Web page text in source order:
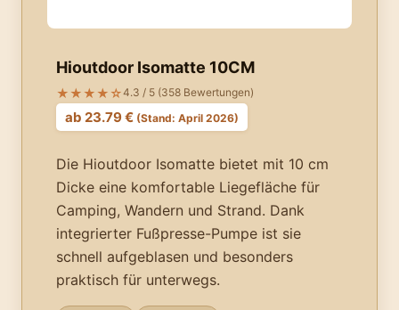
Hioutdoor Isomatte 10CM
★★★★☆4.3 / 5 (358 Bewertungen)
ab 23.79 € (Stand: April 2026)
Die Hioutdoor Isomatte bietet mit 10 cm
Dicke eine komfortable Liegefläche für
Camping, Wandern und Strand. Dank
integrierter Fußpresse-Pumpe ist sie
schnell aufgeblasen und besonders
praktisch für unterwegs.